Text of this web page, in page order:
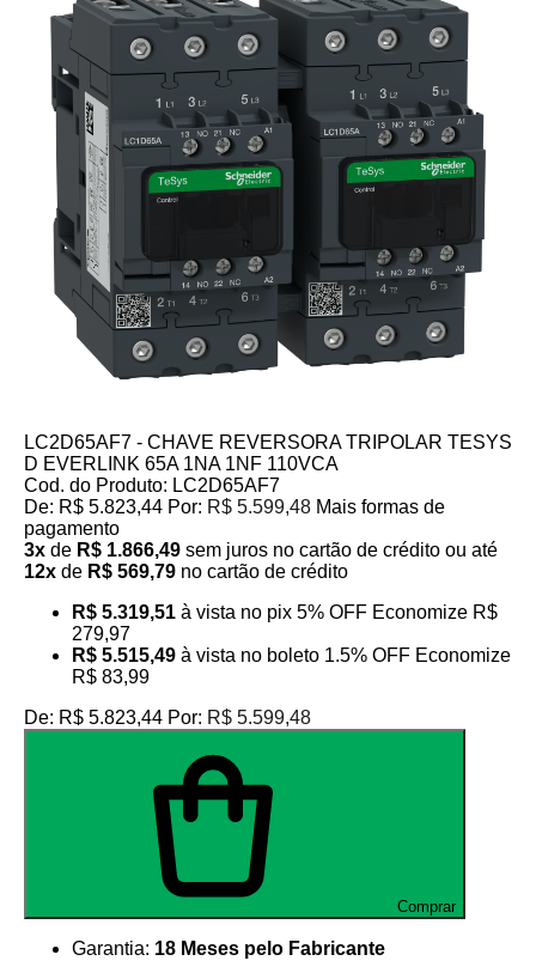
LC2D65AF7 - CHAVE REVERSORA TRIPOLAR TESYS
D EVERLINK 65A 1NA 1NF 110VCA
Cod. do Produto: LC2D65AF7
De: R$ 5.823,44 Por: R$ 5.599,48 Mais formas de
pagamento
3x de R$ 1.866,49 sem juros no cartão de crédito ou até
12x de R$ 569,79 no cartão de crédito
R$ 5.319,51 à vista no pix 5% OFF Economize R$
279,97
R$ 5.515,49 à vista no boleto 1.5% OFF Economize
R$ 83,99
De: R$ 5.823,44 Por: R$ 5.599,48
Comprar
Garantia: 18 Meses pelo Fabricante